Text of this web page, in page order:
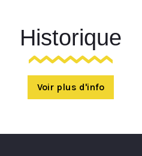
Historique
Voir plus d'info